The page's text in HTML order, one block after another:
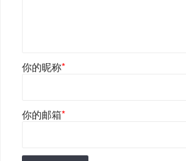
你的昵称*
你的邮箱*